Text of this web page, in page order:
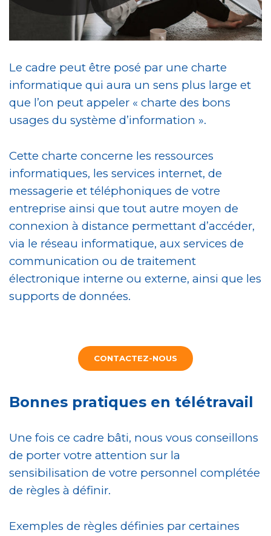
Le cadre peut être posé par une charte
informatique qui aura un sens plus large et
que l’on peut appeler « charte des bons
usages du système d’information ».
Cette charte concerne les ressources
informatiques, les services internet, de
messagerie et téléphoniques de votre
entreprise ainsi que tout autre moyen de
connexion à distance permettant d’accéder,
via le réseau informatique, aux services de
communication ou de traitement
électronique interne ou externe, ainsi que les
supports de données.
CONTACTEZ-NOUS
Bonnes pratiques en télétravail
Une fois ce cadre bâti, nous vous conseillons
de porter votre attention sur la
sensibilisation de votre personnel complétée
de règles à définir.
Exemples de règles définies par certaines